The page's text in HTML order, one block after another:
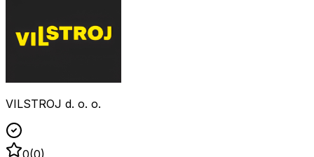
VILSTROJ d. o. o.
0(0)